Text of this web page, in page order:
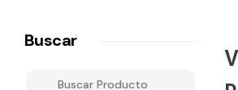
Buscar